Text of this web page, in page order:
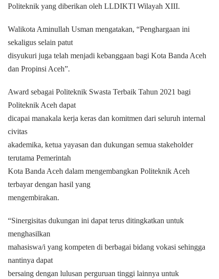
Politeknik yang diberikan oleh LLDIKTI Wilayah XIII.
Walikota Aminullah Usman mengatakan, “Penghargaan ini
sekaligus selain patut
disyukuri juga telah menjadi kebanggaan bagi Kota Banda Aceh
dan Propinsi Aceh”.
Award sebagai Politeknik Swasta Terbaik Tahun 2021 bagi
Politeknik Aceh dapat
dicapai manakala kerja keras dan komitmen dari seluruh internal
civitas
akademika, ketua yayasan dan dukungan semua stakeholder
terutama Pemerintah
Kota Banda Aceh dalam mengembangkan Politeknik Aceh
terbayar dengan hasil yang
mengembirakan.
“Sinergisitas dukungan ini dapat terus ditingkatkan untuk
menghasilkan
mahasiswa/i yang kompeten di berbagai bidang vokasi sehingga
nantinya dapat
bersaing dengan lulusan perguruan tinggi lainnya untuk